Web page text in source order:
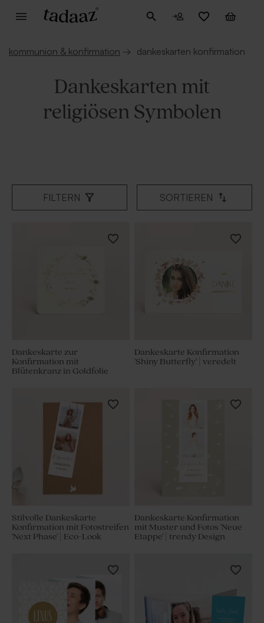
kommunion & konfirmation → dankeskarten konfirmation
Dankeskarten mit
religiösen Symbolen
FILTERN SORTIEREN
Dankeskarte zur
Konfirmation mit
Blütenkranz in Goldfolie
Dankeskarte Konfirmation
'Shiny Butterfly' | veredelt
Stilvolle Dankeskarte
Konfirmation mit Fotostreifen
'Next Phase' | Eco-Look
Dankeskarte Konfirmation
mit Muster und Fotos 'Neue
Etappe' | trendy Design